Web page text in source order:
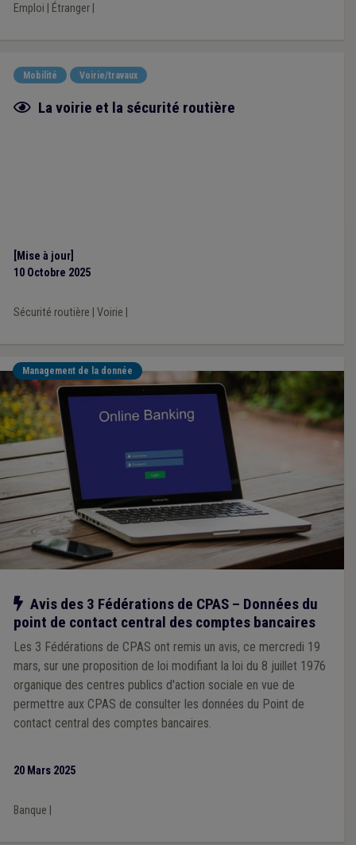
Emploi Étranger|
Mobilité Voirie/travaux
Fiche focus
La voirie et la sécurité routière
[Mise à jour]
10 Octobre 2025
Sécurité routière Voirie
Management de la donnée
Notre action
Avis des 3 Fédérations de CPAS – Données du
point de contact central des comptes bancaires
Les 3 Fédérations de CPAS ont remis un avis, ce mercredi 19
mars, sur une proposition de loi modifiant la loi du 8 juillet 1976
organique des centres publics d'action sociale en vue de
permettre aux CPAS de consulter les données du Point de
contact central des comptes bancaires.
20 Mars 2025
Banque